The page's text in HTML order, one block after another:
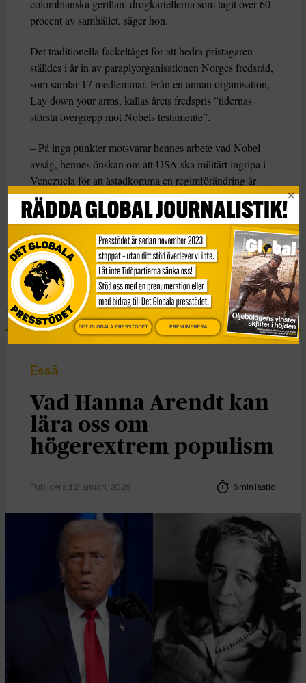
colombianska gerillan, drogkartellerna som tagit över 60
procent av samhället, säger hon.
Det traditionella fackeltåget för att hedra pristagaren
ställdes i år in av paraplyorganisationen Norges fredsråd,
som samlar 17 medlemmar. Från en annan organisation,
Lay down your arms, kallas årets fredspris ”tidernas
största övergrepp mot Nobels testamente”.
– På inga punkter motsvarar hennes arbete vad Nobel
avsåg, hennes önskan om att USA ska militärt ingripa i
Venezuela för att åstadkomma en regimförändring är
numera väl känd, säger medgrundaren Tomas
Magnusson.
KATEGORI
Nyheter
Essä
Vad Hanna Arendt kan
lära oss om
högerextrem populism
Publicerad 2 januari, 2026 6 min lästid
DET GLOBALA PRESSTÖDET PRENUMERERA